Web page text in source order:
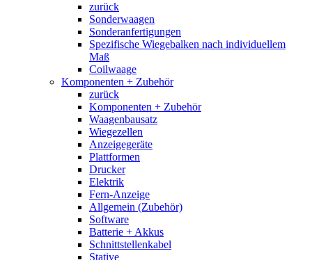
zurück
Sonderwaagen
Sonderanfertigungen
Spezifische Wiegebalken nach individuellem
Maß
Coilwaage
Komponenten + Zubehör
zurück
Komponenten + Zubehör
Waagenbausatz
Wiegezellen
Anzeigegeräte
Plattformen
Drucker
Elektrik
Fern-Anzeige
Allgemein (Zubehör)
Software
Batterie + Akkus
Schnittstellenkabel
Stative